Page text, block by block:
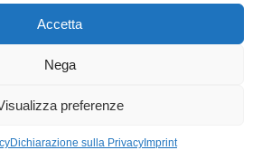
Accetta
Nega
preferenze
Dichiarazione sulla Privacy Imprint
con la nostra newsletter!
Chi siamo Contattaci
• Creato con GeneratePress